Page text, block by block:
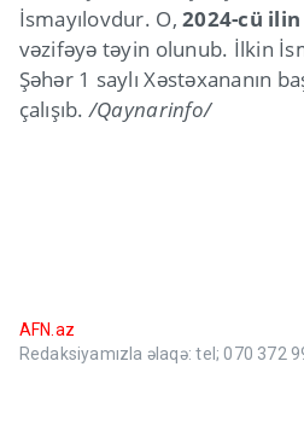
İsmayılovdur. O,2024-cü
vəzifəyə təyin olunub. İlkin
Şəhər 1 saylı Xəstəxananın
çalışıb./Qaynarinfo/
AFN.az
Redaksiyamızla əlaqə: tel; 070 372